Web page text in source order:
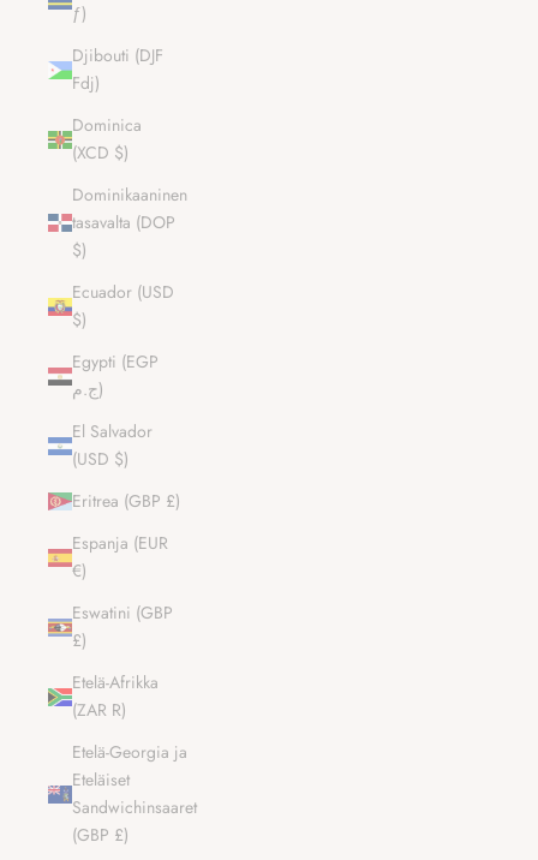
ƒ)
Djibouti (DJF
Fdj)
Dominica
(XCD $)
Dominikaaninen
tasavalta (DOP
$)
Ecuador (USD
$)
Egypti (EGP
ج.م)
El Salvador
(USD $)
Eritrea (GBP £)
Espanja (EUR
€)
Eswatini (GBP
£)
Etelä-Afrikka
(ZAR R)
Etelä-Georgia ja
Eteläiset
Sandwichinsaaret
(GBP £)